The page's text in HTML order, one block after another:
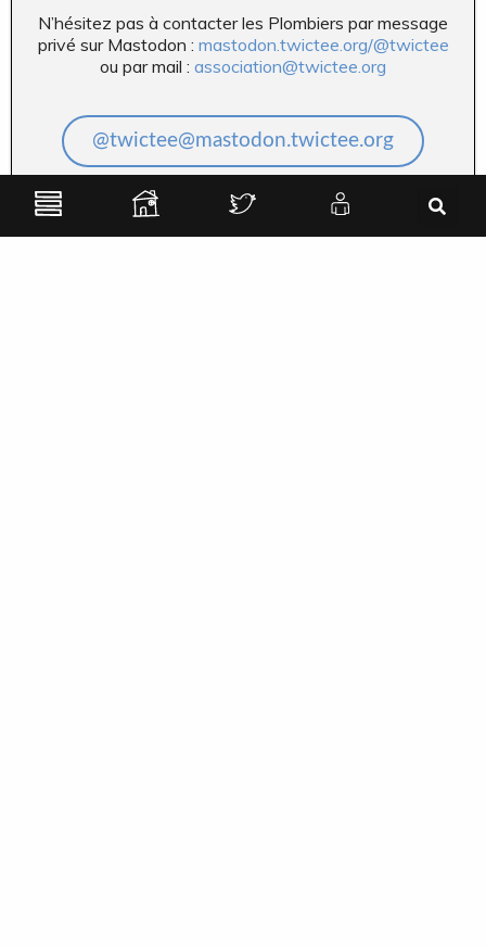
N’hésitez pas à contacter les Plombiers par message
privé sur Mastodon : mastodon.twictee.org/@twictee
ou par mail : association@twictee.org
@twictee@mastodon.twictee.org
association@twictee.org